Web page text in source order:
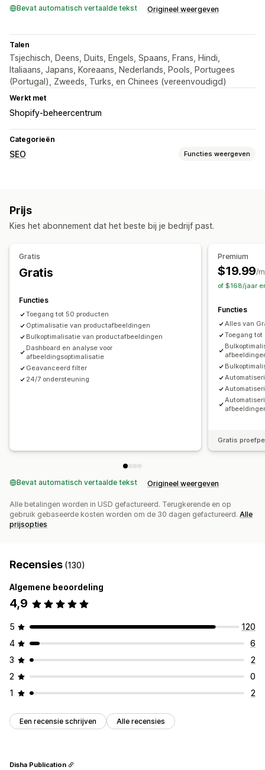
Bevat automatisch vertaalde tekst Origineel weergeven
Talen
Tsjechisch, Deens, Duits, Engels, Spaans, Frans, Hindi,
Italiaans, Japans, Koreaans, Nederlands, Pools, Portugees
(Portugal), Zweeds, Turks, en Chinees (vereenvoudigd)
Werkt met
Shopify-beheercentrum
Categorieën
SEO Functies weergeven
Back-up van afbeeldingen
Beeldoptimalisatie Snelheidsoptimalisatie
Prijs
Kies het abonnement dat het beste bij je bedrijf past.
Gratis
Gratis
Functies
Toegang tot 50 producten
Optimalisatie van productafbeeldingen
Bulkoptimalisatie van productafbeeldingen
Dashboard en analyse voor
afbeeldingsoptimalisatie
Geavanceerd filter
24/7 ondersteuning
Premium
$19.99/
of $168/jaar
Functies
Alles van
Toegang
Gratis
Bevat automatisch vertaalde tekst Origineel weergeven
Alle betalingen worden in USD gefactureerd. Terugkerende en op
gebruik gebaseerde kosten worden om de 30 dagen gefactureerd. Alle
prijsopties
Recensies (130)
Algemene beoordeling
4,9
5
120
4
6
3
2
2
0
1
2
Een recensie schrijven Alle recensies
Disha Publication